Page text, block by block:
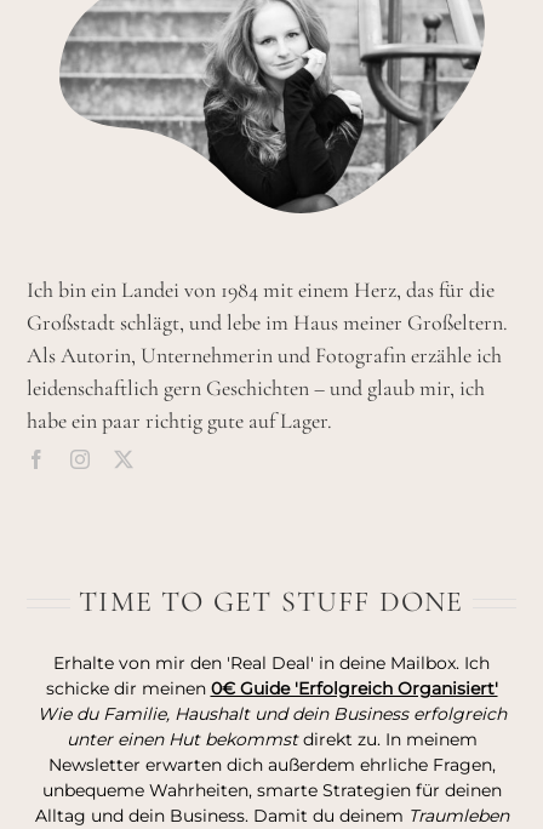
Ich bin ein Landei von 1984 mit einem Herz, das für die
Großstadt schlägt, und lebe im Haus meiner Großeltern.
Als Autorin, Unternehmerin und Fotografin erzähle ich
leidenschaftlich gern Geschichten – und glaub mir, ich
habe ein paar richtig gute auf Lager.
TIME TO GET STUFF DONE
Erhalte von mir den 'Real Deal' in deine Mailbox. Ich
schicke dir meinen 0€ Guide 'Erfolgreich Organisiert'
Wie du Familie, Haushalt und dein Business erfolgreich
unter einen Hut bekommstdirekt zu. In meinem
Newsletter erwarten dich außerdem ehrliche Fragen,
unbequeme Wahrheiten, smarte Strategien für deinen
Alltag und dein Business. Damit du deinem Traumleben